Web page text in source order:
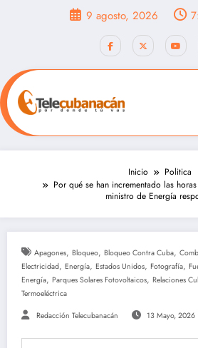
9 agosto, 2026
Inicio
Politica
Por qué se han incrementado las
ministro de Energía
Apagones, Bloqueo, Bloqueo Contra Cuba,
Electricidad, Energía, Estados Unidos, Fotografía,
Energía, Parques Solares Fotovoltaicos, Relaciones
Termoeléctrica
Redacción Telecubanacán 13 Mayo, 2026